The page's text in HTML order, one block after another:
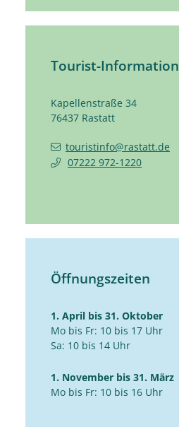
Tourist-Information
Kapellenstraße 34
76437 Rastatt
touristinfo@rastatt.de
07222 972-1220
Öffnungszeiten
1. April bis 31. Oktober
Mo bis Fr: 10 bis 17 Uhr
Sa: 10 bis 14 Uhr
1. November bis 31. März
Mo bis Fr: 10 bis 16 Uhr